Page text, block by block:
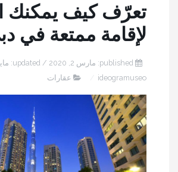
تعرّف كيف يمكنك
لإقامة ممتعة في
published: مارس 2, 2020 / updated: مايو 2, 2023
ideogramuseo
عقارات